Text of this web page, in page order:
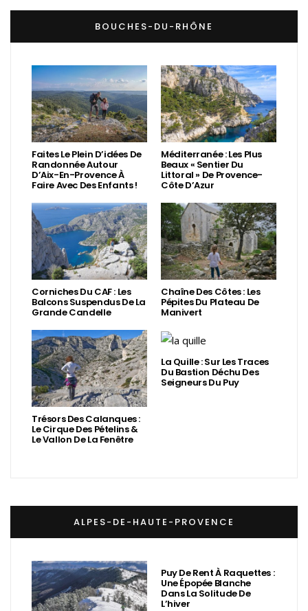
BOUCHES-DU-RHÔNE
Faites Le Plein D’idées De
Randonnée Autour
D’Aix-En-Provence À
Faire Avec Des Enfants !
Méditerranée : Les Plus
Beaux « Sentier Du
Littoral » De Provence-
Côte D’Azur
Corniches Du CAF : Les
Balcons Suspendus De La
Grande Candelle
Chaîne Des Côtes : Les
Pépites Du Plateau De
Manivert
Trésors Des Calanques :
Le Cirque Des Pételins &
Le Vallon De La Fenêtre
La Quille : Sur Les Traces
Du Bastion Déchu Des
Seigneurs Du Puy
ALPES-DE-HAUTE-PROVENCE
Puy De Rent À Raquettes :
Une Épopée Blanche
Dans La Solitude De
L’hiver